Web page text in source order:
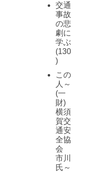
交通
事故
の悲
劇に
学ぶ
(130
)
この
人～
(一
財)
横須
賀交
通安
全協
会
市川
氏～